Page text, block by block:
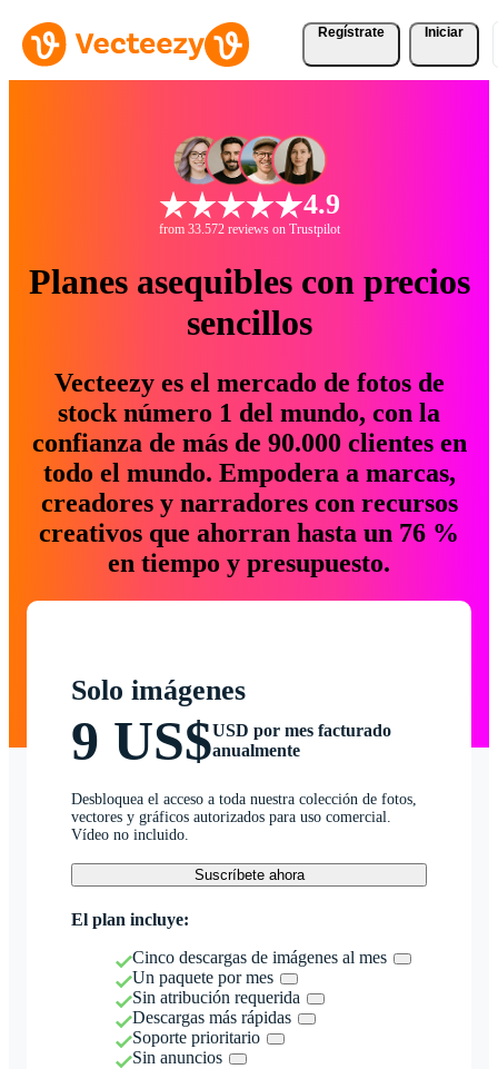
Regístrate Iniciar
4.9
from 33.572 reviews on Trustpilot
Planes asequibles con precios
sencillos
Vecteezy es el mercado de fotos de
stock número 1 del mundo, con la
confianza de más de 90.000 clientes en
todo el mundo. Empodera a marcas,
creadores y narradores con recursos
creativos que ahorran hasta un 76 %
en tiempo y presupuesto.
Solo imágenes
9 US$USD por mes facturado
anualmente
Desbloquea el acceso a toda nuestra colección de fotos,
vectores y gráficos autorizados para uso comercial.
Vídeo no incluido.
Suscríbete ahora
El plan incluye:
Cinco descargas de imágenes al mes
Un paquete por mes
Sin atribución requerida
Descargas más rápidas
Soporte prioritario
Sin anuncios